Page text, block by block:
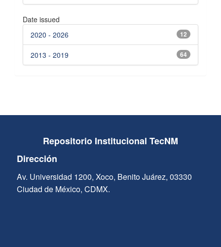
Date issued
12
2020 - 2026
64
2013 - 2019
Repositorio Institucional TecNM
Dirección
Av. Universidad 1200, Xoco, Benito Juárez, 03330
Ciudad de México, CDMX.